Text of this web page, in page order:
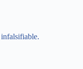
infalsifiable.